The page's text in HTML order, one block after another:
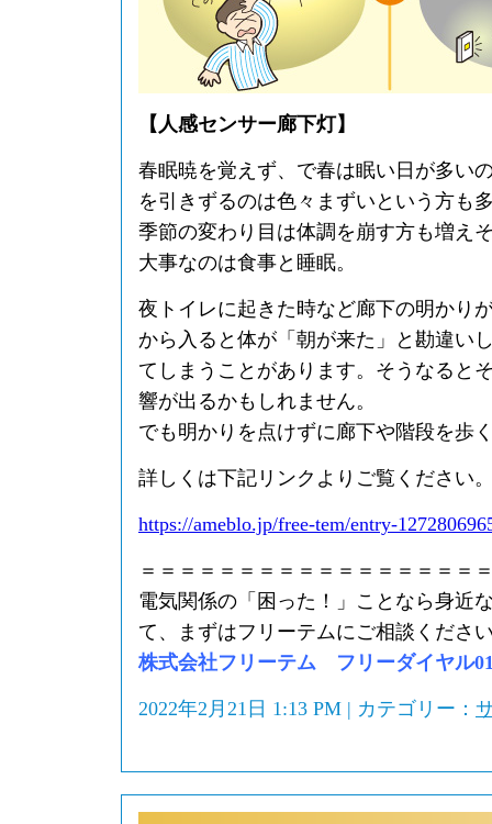
【人感センサー廊下灯】
春眠暁を覚えず、で春は眠い日が多い
を引きずるのは色々まずいという方も
季節の変わり目は体調を崩す方も増え
大事なのは食事と睡眠。
夜トイレに起きた時など廊下の明かり
から入ると体が「朝が来た」と勘違い
てしまうことがあります。そうなると
響が出るかもしれません。
でも明かりを点けずに廊下や階段を歩
詳しくは下記リンクよりご覧ください
https://ameblo.jp/free-tem/entry-
＝＝＝＝＝＝＝＝＝＝＝＝＝＝＝＝＝
電気関係の「困った！」ことなら身近
て、まずはフリーテムにご相談くださ
株式会社フリーテム フリーダイヤル
2022年2月21日 1:13 PM | カテゴリー：